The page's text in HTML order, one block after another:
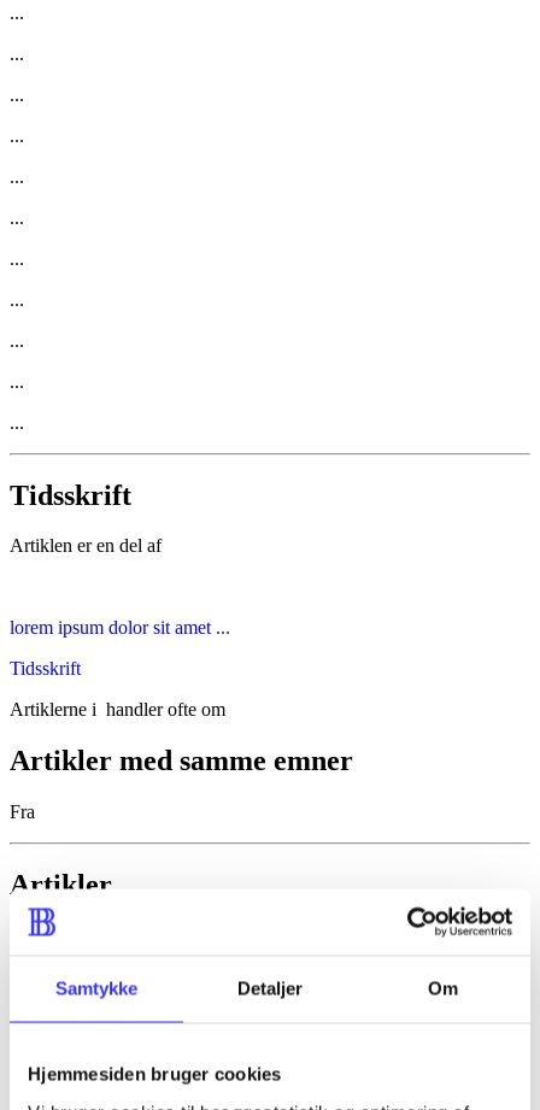
Samtykke Detaljer Om
Hjemmesiden bruger cookies
...
...
...
...
...
...
...
...
...
...
...
Tidsskrift
Artiklen er en del af
lorem ipsum dolor sit amet ...
Tidsskrift
Artiklerne i handler ofte om
Artikler med samme emner
Fra
Artikler
Alle registrerede artikler fordelt på udgivelser
...